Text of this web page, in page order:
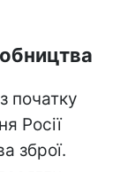
початку
Росії
зброї.